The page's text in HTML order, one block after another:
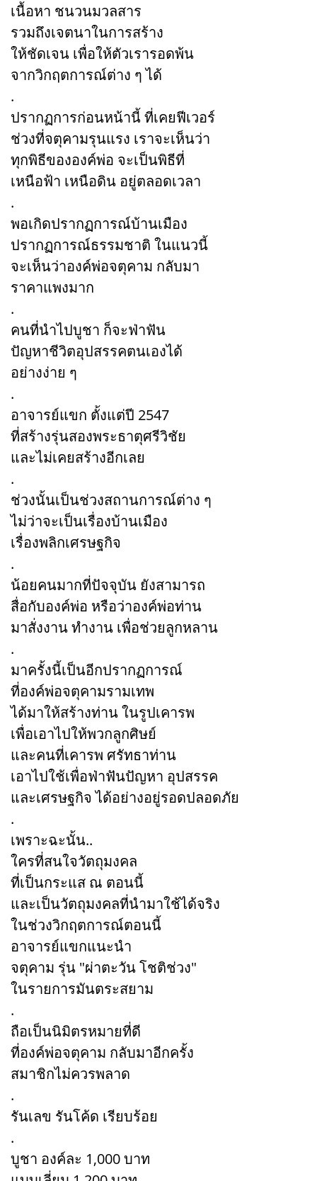
เนื้อหา ชนวนมวลสาร
รวมถึงเจตนาในการสร้าง
ให้ชัดเจน เพื่อให้ตัวเรารอดพ้น
จากวิกฤตการณ์ต่าง ๆ ได้
.
ปรากฏการก่อนหน้านี้ ที่เคยฟีเวอร์
ช่วงที่จตุคามรุนแรง เราจะเห็นว่า
ทุกพิธีขององค์พ่อ จะเป็นพิธีที่
เหนือฟ้า เหนือดิน อยู่ตลอดเวลา
.
พอเกิดปรากฏการณ์บ้านเมือง
ปรากฏการณ์ธรรมชาติ ในแนวนี้
จะเห็นว่าองค์พ่อจตุคาม กลับมา
ราคาแพงมาก
.
คนที่นำไปบูชา ก็จะฟ่าฟัน
ปัญหาชีวิตอุปสรรคตนเองได้
อย่างง่าย ๆ
.
อาจารย์แขก ตั้งแต่ปี 2547
ที่สร้างรุ่นสองพระธาตุศรีวิชัย
และไม่เคยสร้างอีกเลย
.
ช่วงนั้นเป็นช่วงสถานการณ์ต่าง ๆ
ไม่ว่าจะเป็นเรื่องบ้านเมือง
เรื่องพลิกเศรษฐกิจ
.
น้อยคนมากที่ปัจจุบัน ยังสามารถ
สื่อกับองค์พ่อ หรือว่าองค์พ่อท่าน
มาสั่งงาน ทำงาน เพื่อช่วยลูกหลาน
.
มาครั้งนี้เป็นอีกปรากฏการณ์
ที่องค์พ่อจตุคามรามเทพ
ได้มาให้สร้างท่าน ในรูปเคารพ
เพื่อเอาไปให้พวกลูกศิษย์
และคนที่เคารพ ศรัทธาท่าน
เอาไปใช้เพื่อฟ่าฟันปัญหา อุปสรรค
และเศรษฐกิจ ได้อย่างอยู่รอดปลอดภัย
.
เพราะฉะนั้น..
ใครที่สนใจวัตถุมงคล
ที่เป็นกระแส ณ ตอนนี้
และเป็นวัตถุมงคลที่นำมาใช้ได้จริง
ในช่วงวิกฤตการณ์ตอนนี้
อาจารย์แขกแนะนำ
จตุคาม รุ่น "ผ่าตะวัน โชติช่วง"
ในรายการมันตระสยาม
.
ถือเป็นนิมิตรหมายที่ดี
ที่องค์พ่อจตุคาม กลับมาอีกครั้ง
สมาชิกไม่ควรพลาด
.
รันเลข รันโค้ด เรียบร้อย
.
บูชา องค์ละ 1,000 บาท